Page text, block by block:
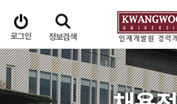
로그인 정보검색